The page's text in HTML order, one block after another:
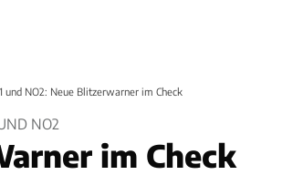
und NO2: Neue Blitzerwarner im Check
NO2
im Check